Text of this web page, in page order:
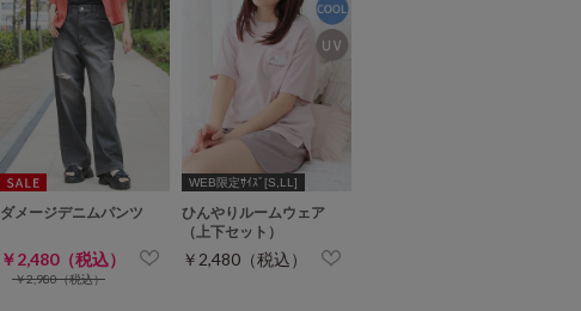
ダメージデニムパンツ
￥2,480（税込）
￥2,980（税込）
WEB限定ｻｲｽﾞ[S,LL]
ひんやりルームウェア
（上下セット）
￥2,480（税込）